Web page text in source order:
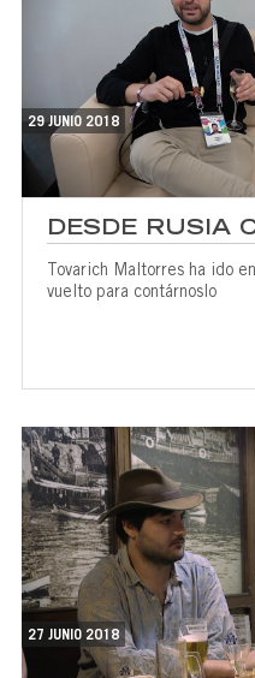
29 JUNIO 2018
DESDE RUSIA
Tovarich Maltorres ha ido
vuelto para contárnoslo
27 JUNIO 2018